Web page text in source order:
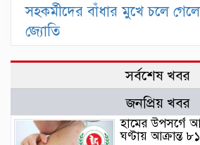
সহকর্মীদের বাঁধার মুখে চলে
জ্যোতি
সর্বশেষ খবর
জনপ্রিয় খবর
হামের উপসর্গে
ঘণ্টায় আক্রান্ত